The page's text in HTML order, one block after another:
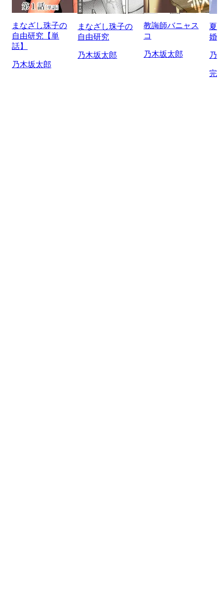
まなざし珠子の
自由研究【単
話】
乃木坂太郎
まなざし珠子の
自由研究
乃木坂太郎
教誨師バニャス
コ
乃木坂太郎
夏
婚
乃
完